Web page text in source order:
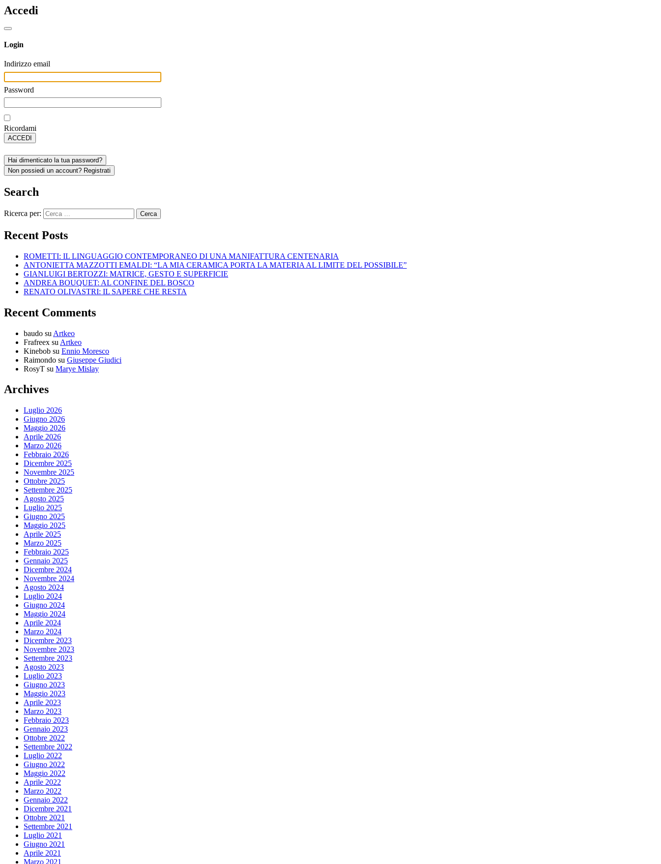
Accedi
Login
Indirizzo email
Password
Ricordami
ACCEDI
Hai dimenticato la tua password?
Non possiedi un account? Registrati
Search
Ricerca per:
Recent Posts
ROMETTI: IL LINGUAGGIO CONTEMPORANEO DI UNA MANIFATTURA CENTENARIA
ANTONIETTA MAZZOTTI EMALDI: “LA MIA CERAMICA PORTA LA MATERIA AL LIMITE DEL POSSIBILE”
GIANLUIGI BERTOZZI: MATRICE, GESTO E SUPERFICIE
ANDREA BOUQUET: AL CONFINE DEL BOSCO
RENATO OLIVASTRI: IL SAPERE CHE RESTA
Recent Comments
baudo su Artkeo
Frafreex su Artkeo
Kinebob su Ennio Moresco
Raimondo su Giuseppe Giudici
RosyT su Marye Mislay
Archives
Luglio 2026
Giugno 2026
Maggio 2026
Aprile 2026
Marzo 2026
Febbraio 2026
Dicembre 2025
Novembre 2025
Ottobre 2025
Settembre 2025
Agosto 2025
Luglio 2025
Giugno 2025
Maggio 2025
Aprile 2025
Marzo 2025
Febbraio 2025
Gennaio 2025
Dicembre 2024
Novembre 2024
Agosto 2024
Luglio 2024
Giugno 2024
Maggio 2024
Aprile 2024
Marzo 2024
Dicembre 2023
Novembre 2023
Settembre 2023
Agosto 2023
Luglio 2023
Giugno 2023
Maggio 2023
Aprile 2023
Marzo 2023
Febbraio 2023
Gennaio 2023
Ottobre 2022
Settembre 2022
Luglio 2022
Giugno 2022
Maggio 2022
Aprile 2022
Marzo 2022
Gennaio 2022
Dicembre 2021
Ottobre 2021
Settembre 2021
Luglio 2021
Giugno 2021
Aprile 2021
Marzo 2021